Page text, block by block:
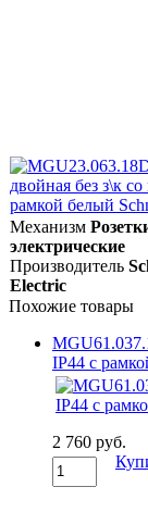
Механизм
электрические
Производитель
Electric
Похожие товары
IP44 с
2 760 руб.